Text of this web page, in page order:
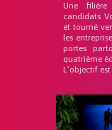
Une
candidats
et tourné
les
portes
quatrième
L’objectif